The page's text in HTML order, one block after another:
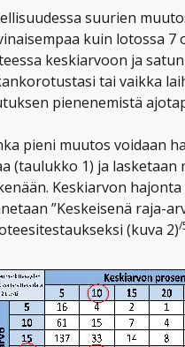
suurien
kuin lotossa 7
keskiarvoon ja
tai vaikka
pienenemistä
pieni muutos voidaan
(taulukko 1) ja
Keskiarvon
”Keskeisenä raja-
(kuva 2)/